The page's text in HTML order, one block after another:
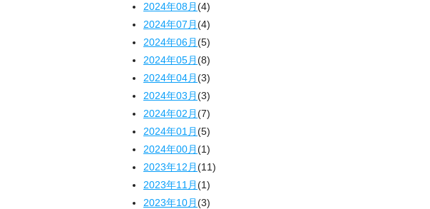
2024年08月(4)
2024年07月(4)
2024年06月(5)
2024年05月(8)
2024年04月(3)
2024年03月(3)
2024年02月(7)
2024年01月(5)
2024年00月(1)
2023年12月(11)
2023年11月(1)
2023年10月(3)